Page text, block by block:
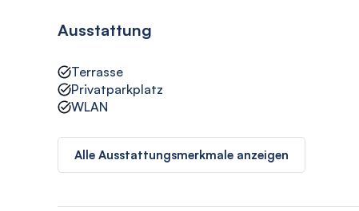
Ausstattung
Terrasse
Privatparkplatz
WLAN
Alle Ausstattungsmerkmale anzeigen